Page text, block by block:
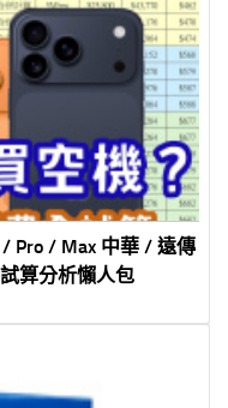
Pro / Max 中華 / 遠傳
算分析懶人包